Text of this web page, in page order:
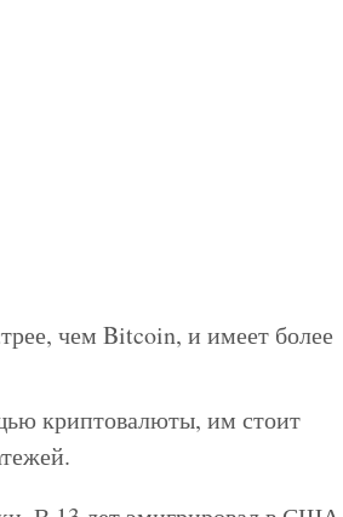
чем Bitcoin, и имеет более
криптовалюты, им стоит